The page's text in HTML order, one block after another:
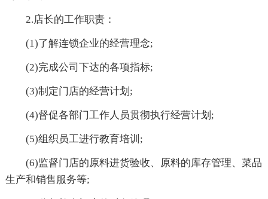
2.店长的工作职责：
(1)了解连锁企业的经营理念;
(2)完成公司下达的各项指标;
(3)制定门店的经营计划;
(4)督促各部门工作人员贯彻执行经营计划;
(5)组织员工进行教育培训;
(6)监督门店的原料进货验收、原料的库存管理、菜品
生产和销售服务等;